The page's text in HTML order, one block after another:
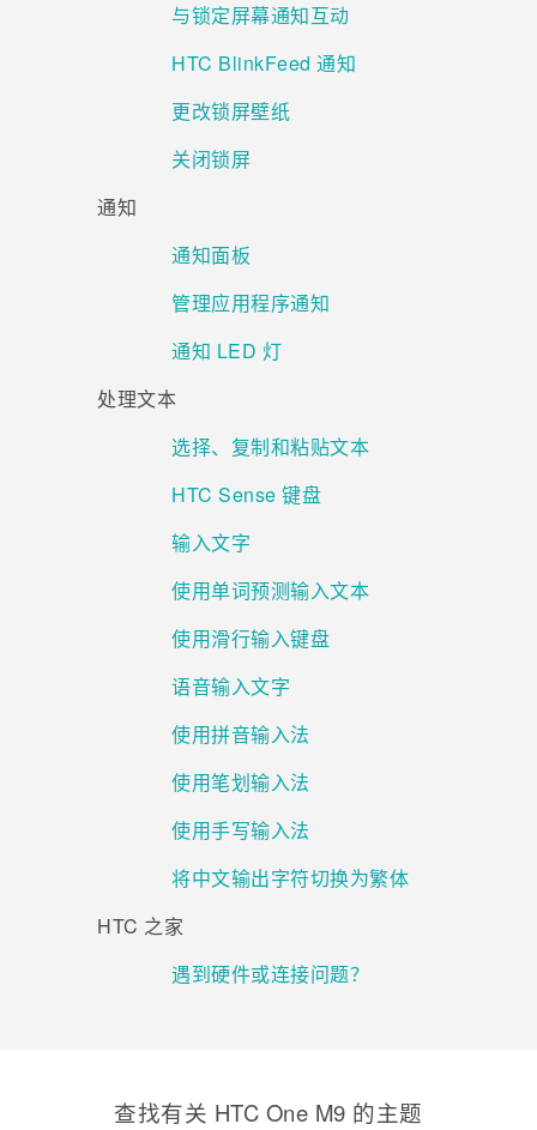
与锁定屏幕通知互动
HTC BlinkFeed 通知
更改锁屏壁纸
关闭锁屏
通知
通知面板
管理应用程序通知
通知 LED 灯
处理文本
选择、复制和粘贴文本
HTC Sense 键盘
输入文字
使用单词预测输入文本
使用滑行输入键盘
语音输入文字
使用拼音输入法
使用笔划输入法
使用手写输入法
将中文输出字符切换为繁体
HTC 之家
遇到硬件或连接问题？
查找有关 HTC One M9 的主题